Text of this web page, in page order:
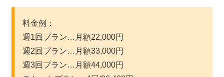
料金例：
週1回プラン…月額22,000円
週2回プラン…月額33,000円
週3回プラン…月額44,000円